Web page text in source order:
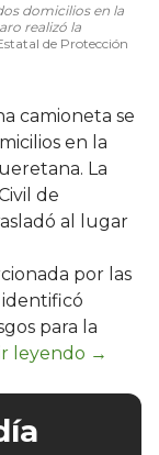
domicilios en la
realizó la
de Protección
camioneta se
en la
La
de
al lugar
por las
identificó
para la